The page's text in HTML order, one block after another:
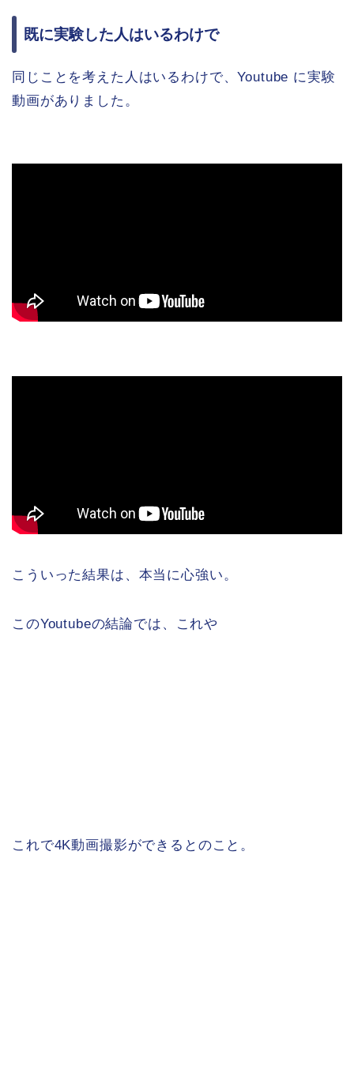
既に実験した人はいるわけで
同じことを考えた人はいるわけで、Youtube に実験
動画がありました。
こういった結果は、本当に心強い。
このYoutubeの結論では、これや
これで4K動画撮影ができるとのこと。